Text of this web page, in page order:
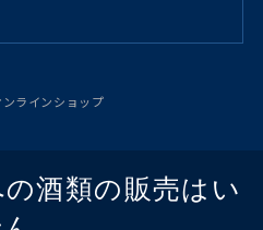
ラインショップ
酒類の販売はい